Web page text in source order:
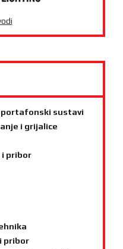
portafonski sustavi
i grijalice
i pribor
pribor